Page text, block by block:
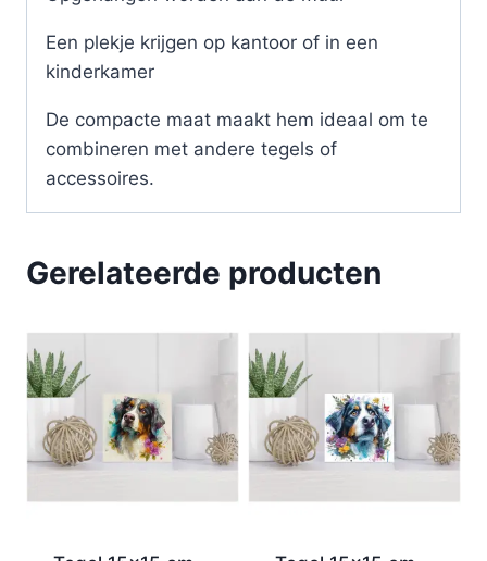
Een plekje krijgen op kantoor of in een
kinderkamer
De compacte maat maakt hem ideaal om te
combineren met andere tegels of
accessoires.
Gerelateerde producten